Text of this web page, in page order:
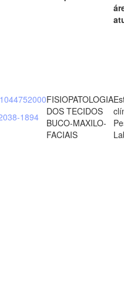
1894
FISIOPATOLOGIA
DOS TECIDOS
BUCO-MAXILO-
FACIAIS